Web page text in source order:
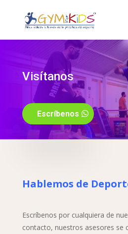
Visítanos
Escríbenos
Hablemos de
Escríbenos por cualquiera de
contacto, nuestros asesores se